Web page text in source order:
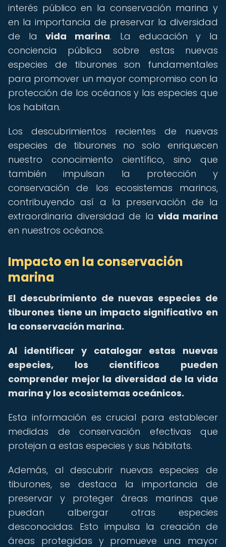
interés público en la conservación marina y
en la importancia de preservar la diversidad
de lavida marina. La educación y la
conciencia pública sobre estas nuevas
especies de tiburones son fundamentales
para promover un mayor compromiso con la
protección de los océanos y las especies que
los habitan.
Los descubrimientos recientes de nuevas
especies de tiburones no solo enriquecen
nuestro conocimiento científico, sino que
también impulsan la protección y
conservación de los ecosistemas marinos,
contribuyendo así a la preservación de la
extraordinaria diversidad de la vida marina
en nuestros océanos.
Impacto en la conservación
marina
El descubrimiento de nuevas especies de
tiburones tiene un impacto significativo en
la conservación marina.
Al identificar y catalogar estas nuevas
especies, los científicos pueden
comprender mejor la diversidad de la vida
marina y los ecosistemas oceánicos.
Esta información es crucial para establecer
medidas de conservación efectivas que
protejan a estas especies y sus hábitats.
Además, al descubrir nuevas especies de
tiburones, se destaca la importancia de
preservar y proteger áreas marinas que
puedan albergar otras especies
desconocidas. Esto impulsa la creación de
áreas protegidas y promueve una mayor